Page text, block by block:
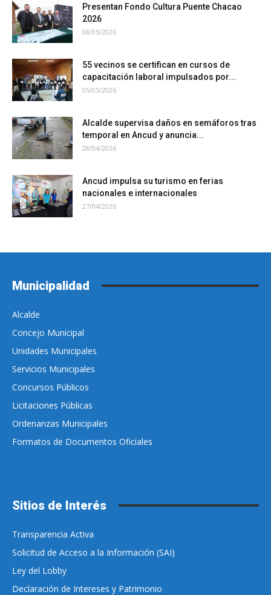
Presentan Fondo Cultura Puente Chacao
2026
08/05/2026
55 vecinos se certifican en cursos de
capacitación laboral impulsados por...
05/05/2026
Alcalde supervisa daños en semáforos tras
temporal en Ancud y anuncia...
28/04/2026
Ancud impulsa su turismo en ferias
nacionales e internacionales
27/04/2026
Municipalidad
Alcalde
Concejo Municipal
Unidades Municipales
Servicios Municipales
Concursos Públicos
Licitaciones Públicas
Ordenanzas Municipales
Formatos de Documentos Oficiales
Sitios de Interés
Transparencia Activa
Solicitud de Acceso a la Información (SAI)
Ley del Lobby
Declaración de Intereses y Patrimonio